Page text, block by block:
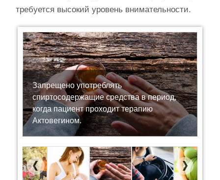
требуется высокий уровень внимательности.
Запрещено употреблять
спиртосодержащие средства в период,
когда пациент проходит терапию
Актовегином.
Previous Next